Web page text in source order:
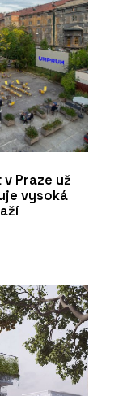
v Praze už
vysoká